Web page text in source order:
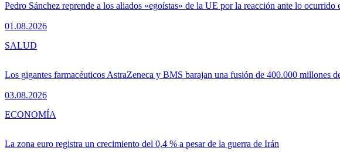
Pedro Sánchez reprende a los aliados «egoístas» de la UE por la reacción ante lo ocurrido
01.08.2026
Los gigantes farmacéuticos AstraZeneca y BMS barajan una fusión de 400.000 millones
03.08.2026
SALUD
La zona euro registra un crecimiento del 0,4 % a pesar de la guerra de Irán
ECONOMÍA